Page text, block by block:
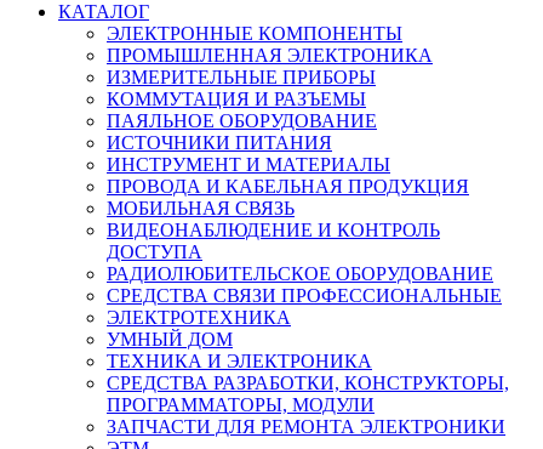
КАТАЛОГ
ЭЛЕКТРОННЫЕ КОМПОНЕНТЫ
ПРОМЫШЛЕННАЯ ЭЛЕКТРОНИКА
ИЗМЕРИТЕЛЬНЫЕ ПРИБОРЫ
КОММУТАЦИЯ И РАЗЪЕМЫ
ПАЯЛЬНОЕ ОБОРУДОВАНИЕ
ИСТОЧНИКИ ПИТАНИЯ
ИНСТРУМЕНТ И МАТЕРИАЛЫ
ПРОВОДА И КАБЕЛЬНАЯ ПРОДУКЦИЯ
МОБИЛЬНАЯ СВЯЗЬ
ВИДЕОНАБЛЮДЕНИЕ И КОНТРОЛЬ
ДОСТУПА
РАДИОЛЮБИТЕЛЬСКОЕ ОБОРУДОВАНИЕ
СРЕДСТВА СВЯЗИ ПРОФЕССИОНАЛЬНЫЕ
ЭЛЕКТРОТЕХНИКА
УМНЫЙ ДОМ
ТЕХНИКА И ЭЛЕКТРОНИКА
СРЕДСТВА РАЗРАБОТКИ, КОНСТРУКТОРЫ,
ПРОГРАММАТОРЫ, МОДУЛИ
ЗАПЧАСТИ ДЛЯ РЕМОНТА ЭЛЕКТРОНИКИ